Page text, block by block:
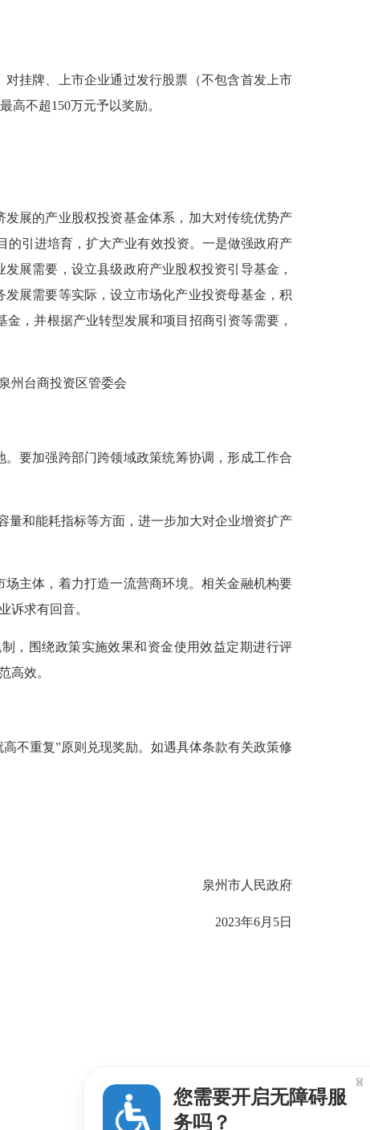
挂牌、上市企业通过发行股票（不包含首发上市
高不超150万元予以奖励。
展的产业股权投资基金体系，加大对传统优势产
的引进培育，扩大产业有效投资。一是做强政府产
展需要，设立县级政府产业股权投资引导基金，
展需要等实际，设立市场化产业投资母基金，积
，并根据产业转型发展和项目招商引资等需要，
州台商投资区管委会
要加强跨部门跨领域政策统筹协调，形成工作合
量和能耗指标等方面，进一步加大对企业增资扩产
主体，着力打造一流营商环境。相关金融机构要
诉求有回音。
，围绕政策实施效果和资金使用效益定期进行评
高效。
不重复”原则兑现奖励。如遇具体条款有关政策修
泉州市人民政府
2023年6月5日
您需要开启无障碍服
务吗？
